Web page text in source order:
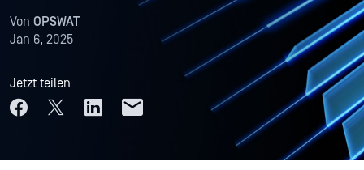
Von OPSWAT
Jan 6, 2025
Jetzt teilen